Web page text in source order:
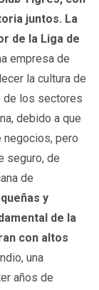
juntos. La
de la Liga de
empresa de
la cultura de
de los sectores
debido a que
pero
seguro, de
de
y
de la
con altos
una
años de